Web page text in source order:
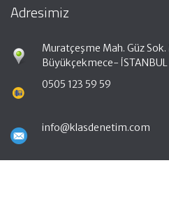
Adresimiz
Muratçeşme Mah. Güz
Büyükçekmece- İSTANBUL
0505 123 59 59
info@klasdenetim.com